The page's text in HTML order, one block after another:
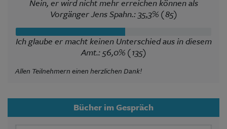
Nein, er wird nicht mehr erreichen können als
Vorgänger Jens Spahn.: 35,3% (85)
Ich glaube er macht keinen Unterschied aus in diesem
Amt.: 56,0% (135)
Allen Teilnehmern einen herzlichen Dank!
Bücher im Gespräch